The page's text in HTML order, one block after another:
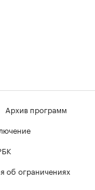
Архив программ
об ограничениях